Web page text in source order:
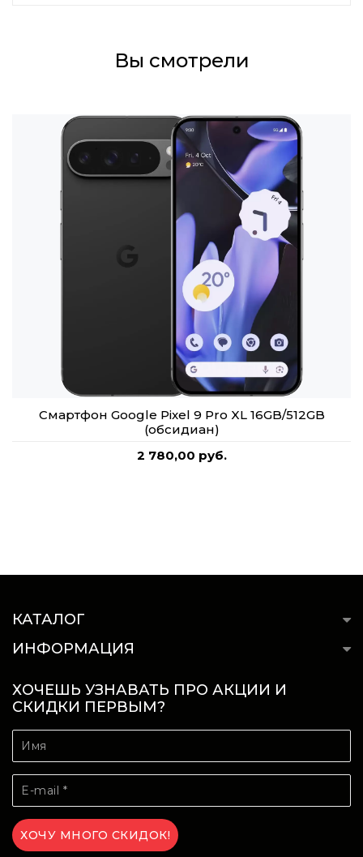
Вы смотрели
Смартфон Google Pixel 9 Pro XL 16GB/512GB
(обсидиан)
2 780,00 руб.
КАТАЛОГ
ИНФОРМАЦИЯ
ХОЧЕШЬ УЗНАВАТЬ ПРО АКЦИИ И
СКИДКИ ПЕРВЫМ?